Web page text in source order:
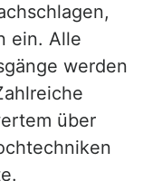
ein. Alle
werden
über